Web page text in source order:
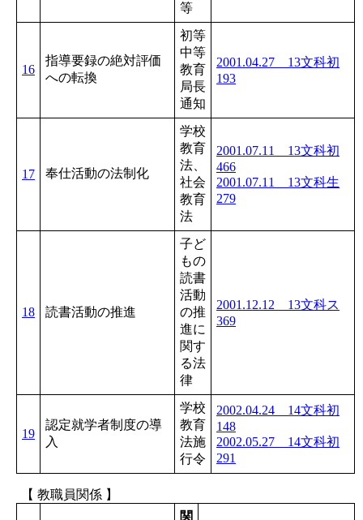
等
16
指導要録の絶対評価
への転換
初等
中等
教育
局長
通知
2001.04.27 13文科初
193
17 奉仕活動の法制化
学校
教育
法、
社会
教育
法
2001.07.11 13文科初
466
2001.07.11 13文科生
279
18 読書活動の推進
子ど
もの
読書
活動
の推
進に
関す
る法
律
2001.12.12 13文科ス
369
19
認定就学者制度の導
入
学校
教育
法施
行令
2002.04.24 14文科初
148
2002.05.27 14文科初
291
【 教職員関係 】
関